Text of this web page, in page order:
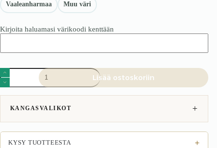
Vaaleanharmaa Muu väri
Kirjoita haluamasi värikoodi kenttään
Kulmasohva
Marbella
L
vaaleanharmaa
määrä
Lisää ostoskoriin
KANGASVALIKOT
KYSY TUOTTEESTA +